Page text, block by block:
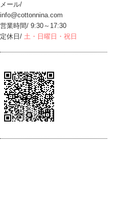
メール/
info@cottonnina.com
営業時間/ 9:30～17:30
定休日/ 土・日曜日・祝日